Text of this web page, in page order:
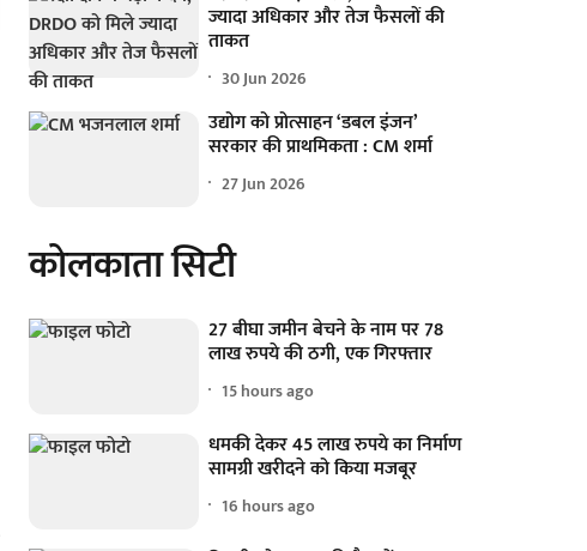
ज्यादा अधिकार और तेज फैसलों की
ताकत
30 Jun 2026
उद्योग को प्रोत्साहन ‘डबल इंजन’
सरकार की प्राथमिकता : CM शर्मा
27 Jun 2026
कोलकाता सिटी
27 बीघा जमीन बेचने के नाम पर 78
लाख रुपये की ठगी, एक गिरफ्तार
15 hours ago
धमकी देकर 45 लाख रुपये का निर्माण
सामग्री खरीदने को किया मजबूर
16 hours ago